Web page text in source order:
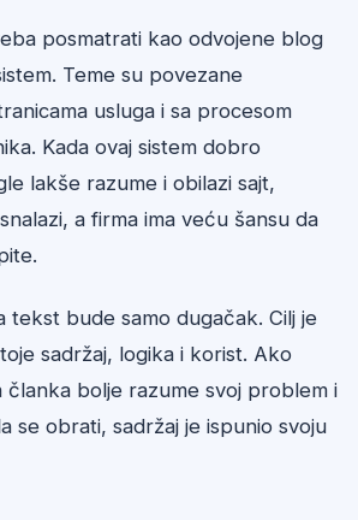
posmatrati kao odvojene blog
Teme su povezane
usluga i sa procesom
Kada ovaj sistem dobro
lakše razume i obilazi sajt,
a firma ima veću šansu da
tekst bude samo dugačak. Cilj je
sadržaj, logika i korist. Ako
članka bolje razume svoj problem i
se obrati, sadržaj je ispunio svoju